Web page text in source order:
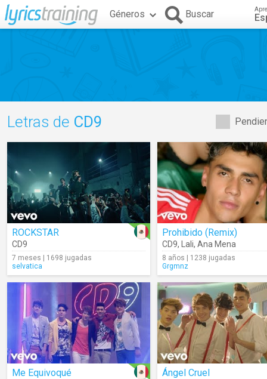
Géneros Buscar
Letras de CD9
ROCKSTAR
CD9
7 meses | 1698 jugadas
selvatica
Prohibido (Remix)
CD9, Lali, Ana Mena
8 años | 1238 jugadas
Grgmnz
Me Equivoqué Ángel Cruel